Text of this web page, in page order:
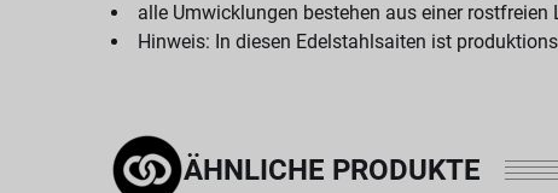
alle Umwicklungen bestehen aus einer
Hinweis: In diesen Edelstahlsaiten ist
ÄHNLICHE PRODUKTE